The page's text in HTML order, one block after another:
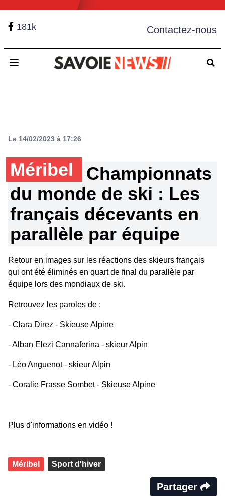
181k Contactez-nous
Open main menu
Le 14/02/2023 à 17:26
Méribel
Championnats
du monde de ski : Les
français décevants en
parallèle par équipe
Retour en images sur les réactions des skieurs français
qui ont été éliminés en quart de final du parallèle par
équipe lors des mondiaux de ski.
Retrouvez les paroles de :
- Clara Direz - Skieuse Alpine
- Alban Elezi Cannaferina - skieur Alpin
- Léo Anguenot - skieur Alpin
- Coralie Frasse Sombet - Skieuse Alpine
Plus d'informations en vidéo !
Méribel Sport d'hiver
Partager